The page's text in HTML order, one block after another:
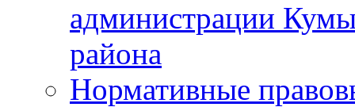
администрации
района
Нормативные